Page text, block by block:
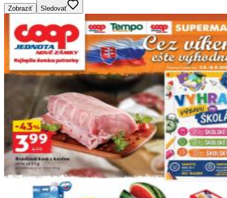
Zobraziť Sledovať